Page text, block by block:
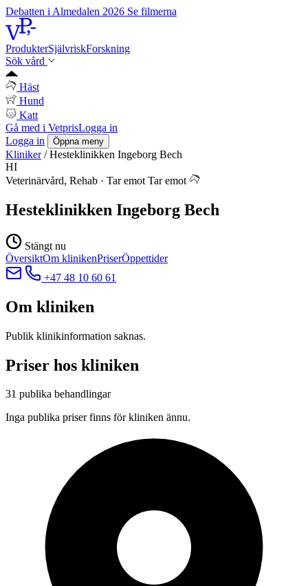
Debatten i Almedalen 2026 Se filmerna
ProdukterSjälvriskForskning
Sök vård
Häst
Hund
Katt
Gå med i VetprisLogga in
Logga in
Öppna meny
Kliniker / Hesteklinikken Ingeborg Bech
HI
Veterinärvård, Rehab · Tar emot Tar emot
Hesteklinikken Ingeborg Bech
Stängt nu
ÖversiktOm klinikenPriserÖppettider
+47 48 10 60 61
Om kliniken
Publik klinikinformation saknas.
Priser hos kliniken
31 publika behandlingar
Inga publika priser finns för kliniken ännu.